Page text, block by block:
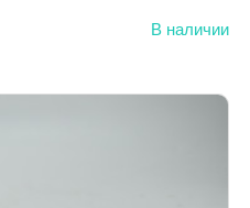
В наличии